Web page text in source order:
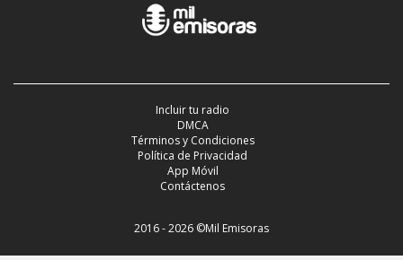
Incluir tu radio
DMCA
Términos y Condiciones
Política de Privacidad
App Móvil
Contáctenos
2016 - 2026 ©Mil Emisoras